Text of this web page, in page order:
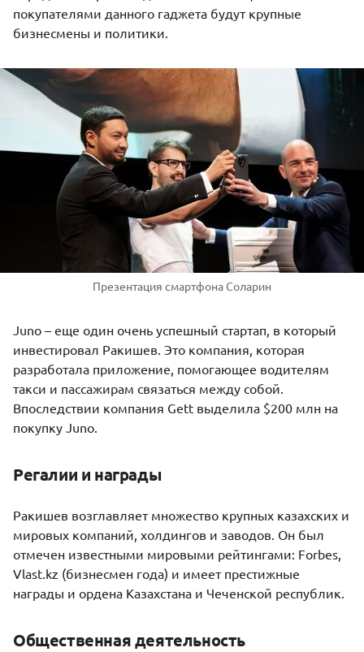
покупателями данного гаджета будут крупные
бизнесмены и политики.
Презентация смартфона Соларин
Juno – еще один очень успешный стартап, в который
инвестировал Ракишев. Это компания, которая
разработала приложение, помогающее водителям
такси и пассажирам связаться между собой.
Впоследствии компания Gett выделила $200 млн на
покупку Juno.
Регалии и награды
Ракишев возглавляет множество крупных казахских и
мировых компаний, холдингов и заводов. Он был
отмечен известными мировыми рейтингами: Forbes,
Vlast.kz (бизнесмен года) и имеет престижные
награды и ордена Казахстана и Чеченской республик.
Общественная деятельность